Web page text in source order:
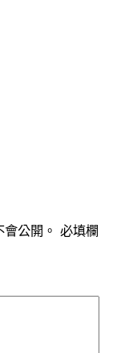
公開。 必填欄